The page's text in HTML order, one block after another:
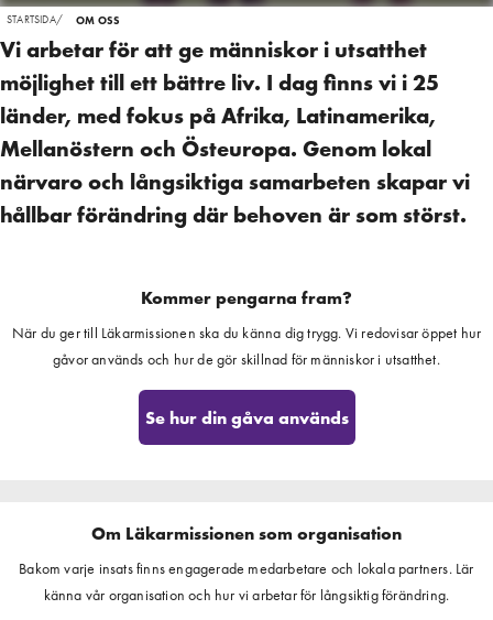
STARTSIDA/ OM OSS
Vi arbetar för att ge människor i utsatthet
möjlighet till ett bättre liv. I dag finns vi i 25
länder, med fokus på Afrika, Latinamerika,
Mellanöstern och Östeuropa. Genom lokal
närvaro och långsiktiga samarbeten skapar vi
hållbar förändring där behoven är som störst.
Kommer pengarna fram?
När du ger till Läkarmissionen ska du känna dig trygg. Vi redovisar öppet hur
gåvor används och hur de gör skillnad för människor i utsatthet.
Se hur din gåva används
Om Läkarmissionen som organisation
Bakom varje insats finns engagerade medarbetare och lokala partners. Lär
känna vår organisation och hur vi arbetar för långsiktig förändring.